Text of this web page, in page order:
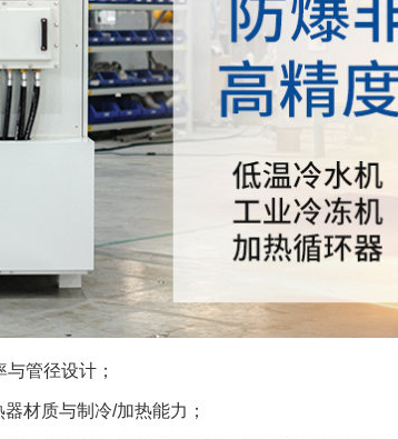
与管径设计；
器材质与制冷/加热能力；